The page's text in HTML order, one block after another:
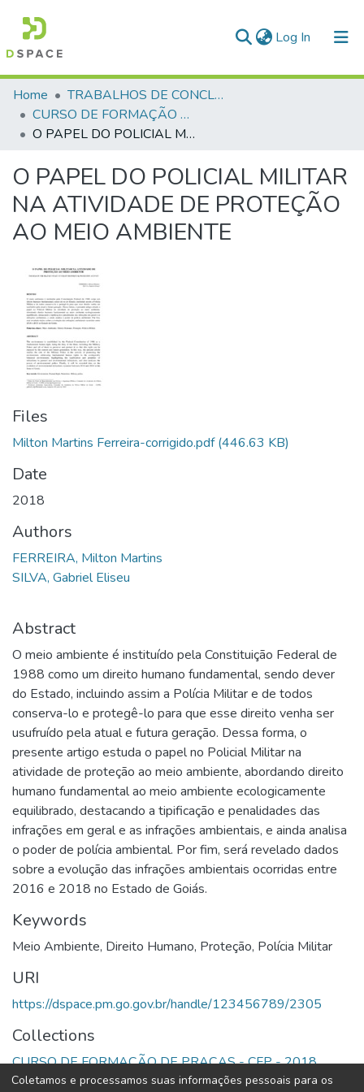
Log In (current)
Communities & Collections
All of DSpace
Home
TRABALHOS DE CONCLUSÃO DE CURSO - CFP (CURSO DE FORMAÇÃO DE PRAÇAS)
CURSO DE FORMAÇÃO DE PRAÇAS - CFP - 2018
O PAPEL DO POLICIAL MILITAR NA ATIVIDADE DE PROTEÇÃO AO MEIO AMBIENTE
O PAPEL DO POLICIAL MILITAR
NA ATIVIDADE DE PROTEÇÃO
AO MEIO AMBIENTE
Files
Milton Martins Ferreira-corrigido.pdf(446.63 KB)
Date
2018
Authors
FERREIRA, Milton Martins
SILVA, Gabriel Eliseu
Abstract
O meio ambiente é instituído pela Constituição Federal de
1988 como um direito humano fundamental, sendo dever
do Estado, incluindo assim a Polícia Militar e de todos
conserva-lo e protegê-lo para que esse direito venha ser
usufruído pela atual e futura geração. Dessa forma, o
presente artigo estuda o papel no Policial Militar na
atividade de proteção ao meio ambiente, abordando direito
humano fundamental ao meio ambiente ecologicamente
equilibrado, destacando a tipificação e penalidades das
infrações em geral e as infrações ambientais, e ainda analisa
o poder de polícia ambiental. Por fim, será revelado dados
sobre a evolução das infrações ambientais ocorridas entre
2016 e 2018 no Estado de Goiás.
Keywords
Meio Ambiente, Direito Humano, Proteção, Polícia Militar
URI
https://dspace.pm.go.gov.br/handle/123456789/2305
Collections
CURSO DE FORMAÇÃO DE PRAÇAS - CFP - 2018
Coletamos e processamos suas informações pessoais para os